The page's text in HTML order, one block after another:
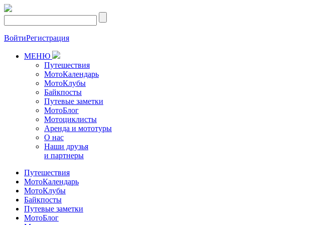
ВойтиРегистрация
МЕНЮ
Путешествия
МотоКалендарь
МотоКлубы
Байкпосты
Путевые заметки
МотоБлог
Мотоциклисты
Аренда и мототуры
О нас
Наши друзья
и партнеры
Путешествия
МотоКалендарь
МотоКлубы
Байкпосты
Путевые заметки
МотоБлог